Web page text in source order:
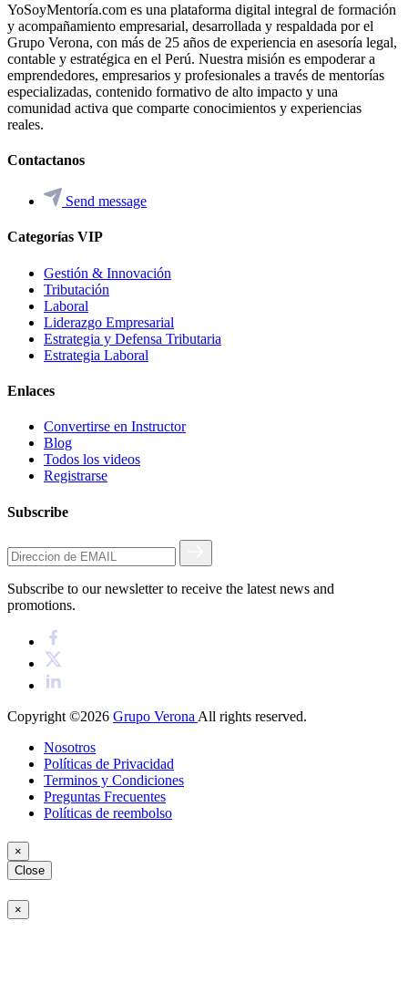
YoSoyMentoría.com es una plataforma digital integral de formación
y acompañamiento empresarial, desarrollada y respaldada por el
Grupo Verona, con más de 25 años de experiencia en asesoría legal,
contable y estratégica en el Perú. Nuestra misión es empoderar a
emprendedores, empresarios y profesionales a través de mentorías
especializadas, contenido formativo de alto impacto y una
comunidad activa que comparte conocimientos y experiencias
reales.
Contactanos
Send message
Categorías VIP
Gestión & Innovación
Tributación
Laboral
Liderazgo Empresarial
Estrategia y Defensa Tributaria
Estrategia Laboral
Enlaces
Convertirse en Instructor
Blog
Todos los videos
Registrarse
Subscribe
Subscribe to our newsletter to receive the latest news and
promotions.
Copyright ©2026 Grupo Verona All rights reserved.
Nosotros
Políticas de Privacidad
Terminos y Condiciones
Preguntas Frecuentes
Políticas de reembolso
×
Close
×